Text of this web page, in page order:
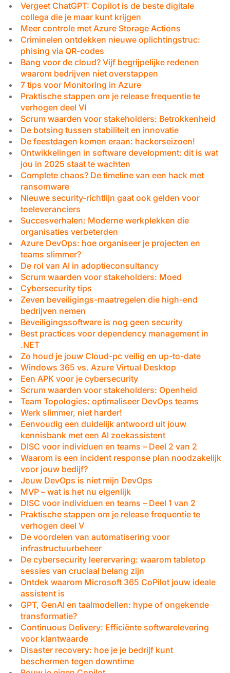
Vergeet ChatGPT: Copilot is de beste digitale
collega die je maar kunt krijgen
Meer controle met Azure Storage Actions
Criminelen ontdekken nieuwe oplichtingstruc:
phising via QR-codes
Bang voor de cloud? Vijf begrijpelijke redenen
waarom bedrijven niet overstappen
7 tips voor Monitoring in Azure
Praktische stappen om je release frequentie te
verhogen deel VI
Scrum waarden voor stakeholders: Betrokkenheid
De botsing tussen stabiliteit en innovatie
De feestdagen komen eraan: hackerseizoen!
Ontwikkelingen in software development: dit is wat
jou in 2025 staat te wachten
Complete chaos? De timeline van een hack met
ransomware
Nieuwe security-richtlijn gaat ook gelden voor
toeleveranciers
Succesverhalen: Moderne werkplekken die
organisaties verbeterden
Azure DevOps: hoe organiseer je projecten en
teams slimmer?
De rol van AI in adoptieconsultancy
Scrum waarden voor stakeholders: Moed
Cybersecurity tips
Zeven beveiligings-maatregelen die high-end
bedrijven nemen
Beveiligingssoftware is nog geen security
Best practices voor dependency management in
.NET
Zo houd je jouw Cloud-pc veilig en up-to-date
Windows 365 vs. Azure Virtual Desktop
Een APK voor je cybersecurity
Scrum waarden voor stakeholders: Openheid
Team Topologies: optimaliseer DevOps teams
Werk slimmer, niet harder!
Eenvoudig een duidelijk antwoord uit jouw
kennisbank met een AI zoekassistent
DISC voor individuen en teams – Deel 2 van 2
Waarom is een incident response plan noodzakelijk
voor jouw bedijf?
Jouw DevOps is niet mijn DevOps
MVP – wat is het nu eigenlijk
DISC voor individuen en teams – Deel 1 van 2
Praktische stappen om je release frequentie te
verhogen deel V
De voordelen van automatisering voor
infrastructuurbeheer
De cybersecurity leerervaring: waarom tabletop
sessies van cruciaal belang zijn
Ontdek waarom Microsoft 365 CoPilot jouw ideale
assistent is
GPT, GenAI en taalmodellen: hype of ongekende
transformatie?
Continuous Delivery: Efficiënte softwarelevering
voor klantwaarde
Disaster recovery: hoe je je bedrijf kunt
beschermen tegen downtime
Deze website maakt gebruik
van cookies.
We gebruiken cookies om inhoud en
advertenties te personaliseren en om ons
verkeer te analyseren. We delen ook
informatie over uw gebruik van onze site
met onze advertentie- en analysepartners,
die deze kunnen combineren met andere
informatie die u aan hen heeft verstrekt of
die zij hebben verzameld door uw gebruik
van hun diensten.
Strikt
Prestatie